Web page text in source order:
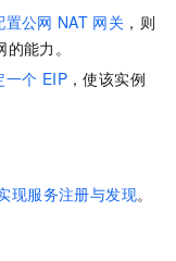
置公网 NAT 网关 ，则
能力。
一个 EIP，使该实例
现服务注册与发现。